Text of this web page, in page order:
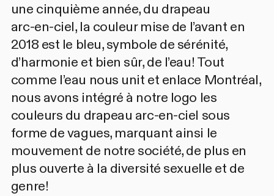
une cinquième année, du drapeau
arc‑en‑ciel, la couleur mise de l’avant en
2018 est le bleu, symbole de sérénité,
d’harmonie et bien sûr, de l’eau! Tout
comme l’eau nous unit et enlace Montréal,
nous avons intégré à notre logo les
couleurs du drapeau arc-en-ciel sous
forme de vagues, marquant ainsi le
mouvement de notre société, de plus en
plus ouverte à la diversité sexuelle et de
genre!